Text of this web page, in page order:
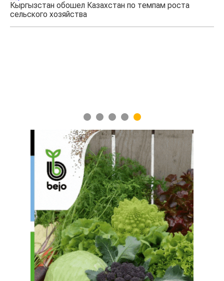
Кыргызстан обошел Казахстан по темпам роста
сельского хозяйства
1 2 3 4 5